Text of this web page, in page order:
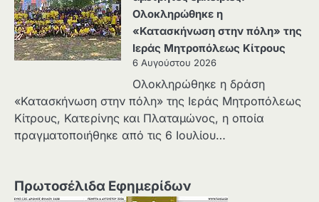
Ολοκληρώθηκε η
«Κατασκήνωση στην πόλη» της
Ιεράς Μητροπόλεως Κίτρους
6 Αυγούστου 2026
Ολοκληρώθηκε η δράση
«Κατασκήνωση στην πόλη» της Ιεράς Μητροπόλεως
Κίτρους, Κατερίνης και Πλαταμώνος, η οποία
πραγματοποιήθηκε από τις 6 Ιουλίου…
Πρωτοσέλιδα Εφημερίδων